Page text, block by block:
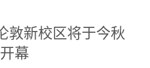
敦新校区将于今秋
开幕